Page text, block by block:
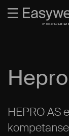
HEPRO AS